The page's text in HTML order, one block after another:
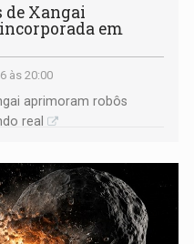
de Xangai
em
às 20:00
aprimoram robôs
real